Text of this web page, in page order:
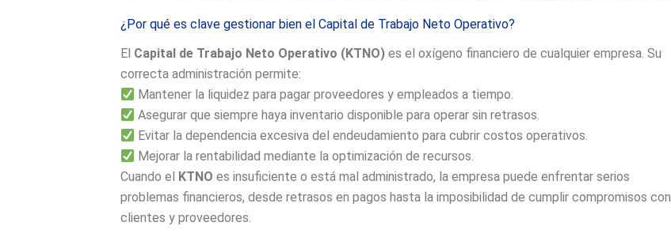
¿Por qué es clave gestionar bien el Capital de Trabajo Neto Operativo?
El Capital de Trabajo Neto Operativo (KTNO) es el oxígeno financiero de cualquier empresa. Su
correcta administración permite:
Mantener la liquidez para pagar proveedores y empleados a tiempo.
Asegurar que siempre haya inventario disponible para operar sin retrasos.
Evitar la dependencia excesiva del endeudamiento para cubrir costos operativos.
Mejorar la rentabilidad mediante la optimización de recursos.
Cuando el
KTNO es insuficiente o está mal administrado, la empresa puede enfrentar serios
problemas financieros, desde retrasos en pagos hasta la imposibilidad de cumplir compromisos con
clientes y proveedores.